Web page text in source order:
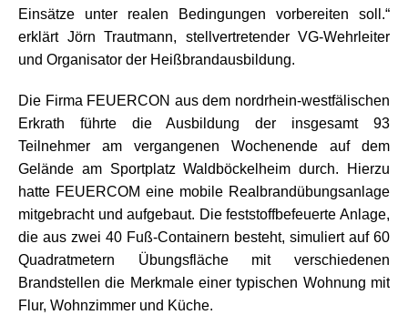
Einsätze unter realen Bedingungen vorbereiten soll.“
erklärt Jörn Trautmann, stellvertretender VG-Wehrleiter
und Organisator der Heißbrandausbildung.
Die Firma FEUERCON aus dem nordrhein-westfälischen
Erkrath führte die Ausbildung der insgesamt 93
Teilnehmer am vergangenen Wochenende auf dem
Gelände am Sportplatz Waldböckelheim durch. Hierzu
hatte FEUERCOM eine mobile Realbrandübungsanlage
mitgebracht und aufgebaut. Die feststoffbefeuerte Anlage,
die aus zwei 40 Fuß-Containern besteht, simuliert auf 60
Quadratmetern Übungsfläche mit verschiedenen
Brandstellen die Merkmale einer typischen Wohnung mit
Flur, Wohnzimmer und Küche.